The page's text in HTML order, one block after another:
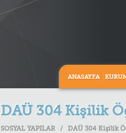
ANASAYFA
DAÜ 304 Kişilik
SOSYAL YAPILAR / DAÜ 304 Kişilik